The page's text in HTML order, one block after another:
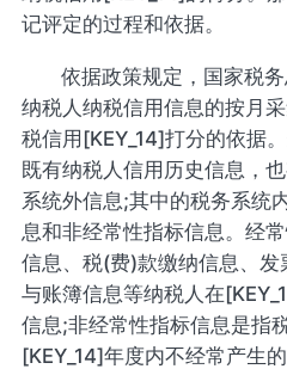
记评定的过程和依据。
依据政策规定，国家税
纳税人纳税信用信息的按月
税信用[KEY_14]打分的依据
既有纳税人信用历史信息，
系统外信息;其中的税务系统
息和非经常性指标信息。经
信息、税(费)款缴纳信息、
与账簿信息等纳税人在
信息;非经常性指标信息是指
[KEY_14]年度内不经常产生的